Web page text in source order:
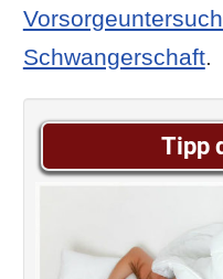
Schwangerschaft.
Tipp